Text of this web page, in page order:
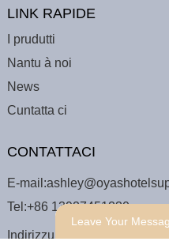
LINK RAPIDE
I prudutti
Nantu à noi
News
Cuntatta ci
CONTATTACI
E-mail:
Tel:+86 13927451230
Indirizzu: Building A,
Leave Your